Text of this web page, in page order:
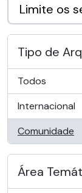
Limite os
Tipo de
Todos
Internacional
, 1 resultados
Comunidade
, 1 resultados
Área